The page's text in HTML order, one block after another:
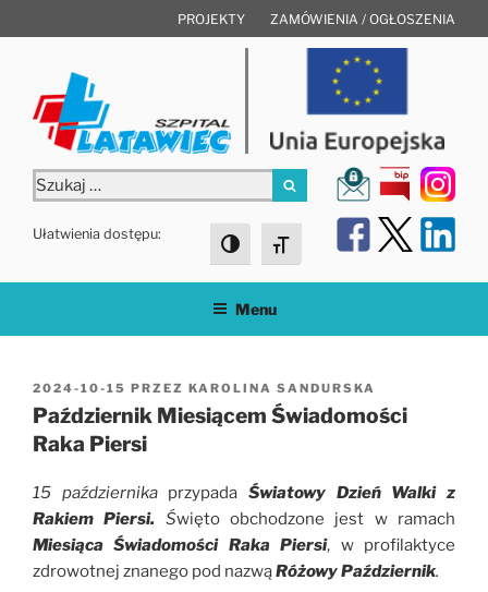
do
PROJEKTY ZAMÓWIENIA / OGŁOSZENIA
Szukaj:
Szukaj
Ułatwienia dostępu:
Toggle High Contrast
Toggle Font size
Menu
OPUBLIKOWANE
W
2024-10-15 PRZEZ KAROLINA SANDURSKA
Październik Miesiącem Świadomości
Raka Piersi
15 październikaprzypadaŚwiatowy Dzień Walki z
Rakiem Piersi. Święto obchodzone jest w ramach
Miesiąca Świadomości Raka Piersi, w profilaktyce
zdrowotnej znanego pod nazwąRóżowy Październik.